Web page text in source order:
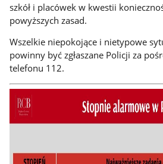
szkół i placówek w kwestii
powyższych zasad.
Wszelkie niepokojące i nietypowe
powinny być zgłaszane Policji za
telefonu 112.